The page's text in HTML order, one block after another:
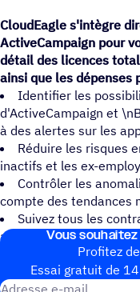
CloudEagle s'intègre
ActiveCampaign pour
détail des licences
ainsi que les
Identifier les
d'ActiveCampaign et
à des alertes sur les
Réduire les risques
inactifs et les ex-
Contrôler les
compte des tendances
Suivez tous les
alertes pour les
Vous
Profitez
Essai gratuit de